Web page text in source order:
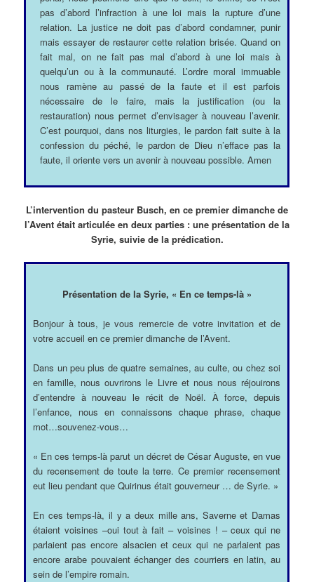
pas d’abord l’infraction à une loi mais la rupture d’une
relation. La justice ne doit pas d’abord condamner, punir
mais essayer de restaurer cette relation brisée. Quand on
fait mal, on ne fait pas mal d’abord à une loi mais à
quelqu’un ou à la communauté. L’ordre moral immuable
nous ramène au passé de la faute et il est parfois
nécessaire de le faire, mais la justification (ou la
restauration) nous permet d’envisager à nouveau l’avenir.
C’est pourquoi, dans nos liturgies, le pardon fait suite à la
confession du péché, le pardon de Dieu n’efface pas la
faute, il oriente vers un avenir à nouveau possible. Amen
L’intervention du pasteur Busch, en ce premier dimanche de
l’Avent était articulée en deux parties : une présentation de la
Syrie, suivie de la prédication.
Présentation de la Syrie, « En ce temps-là »
Bonjour à tous, je vous remercie de votre invitation et de
votre accueil en ce premier dimanche de l’Avent.
Dans un peu plus de quatre semaines, au culte, ou chez soi
en famille, nous ouvrirons le Livre et nous nous réjouirons
d’entendre à nouveau le récit de Noël. À force, depuis
l’enfance, nous en connaissons chaque phrase, chaque
mot…souvenez-vous…
« En ces temps-là parut un décret de César Auguste, en vue
du recensement de toute la terre. Ce premier recensement
eut lieu pendant que Quirinus était gouverneur … de Syrie. »
En ces temps-là, il y a deux mille ans, Saverne et Damas
étaient voisines –oui tout à fait – voisines ! – ceux qui ne
parlaient pas encore alsacien et ceux qui ne parlaient pas
encore arabe pouvaient échanger des courriers en latin, au
sein de l’empire romain.